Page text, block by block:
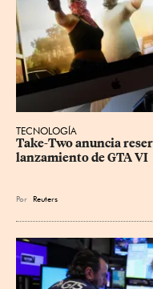
TECNOLOGÍA
Take-Two anuncia
lanzamiento de GTA VI
Por Reuters